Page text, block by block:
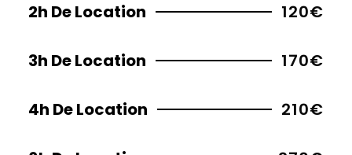
2h De Location 120€
3h De Location 170€
4h De Location 210€